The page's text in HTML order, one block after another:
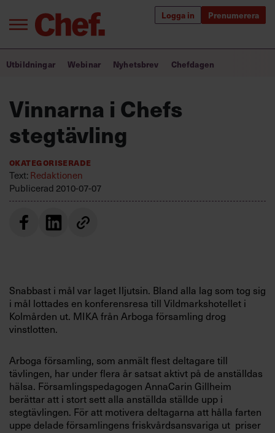
Logga in Prenumerera
Annonsera
Villkor och policy för
personuppgiftsbehandling
Sök
Bra ledare förändrar världen
Utbildning för ledare
Chefakademin+
Populära utbildningar
Utbildningar Webinar Nyhetsbrev Chefdagen
Vinnarna i Chefs
stegtävling
Okategoriserade
Text:Redaktionen
Publicerad 2010-07-07
Snabbast i mål var laget Iljutsin. Bland alla lag som tog sig
i mål lottades en konferensresa till Vildmarkshotellet i
Kolmården ut. MIKA från Arboga församling drog
vinstlotten.
Arboga församling, som anmält flest deltagare till
tävlingen, har under flera år satsat aktivt på de anställdas
hälsa. Församlingspedagogen AnnaCarin Gillheim
berättar att i stort sett alla anställda ställde upp i
stegtävlingen. För att motivera deltagarna att hålla farten
uppe delade församlingens friskvårdsansvariga ut priser